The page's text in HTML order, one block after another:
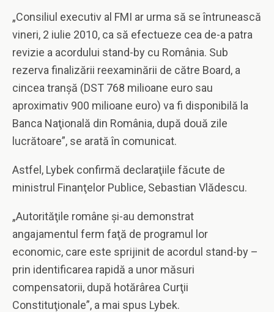
„Consiliul executiv al FMI ar urma să se întrunească
vineri, 2 iulie 2010, ca să efectueze cea de-a patra
revizie a acordului stand-by cu România. Sub
rezerva finalizării reexaminării de către Board, a
cincea tranşă (DST 768 milioane euro sau
aproximativ 900 milioane euro) va fi disponibilă la
Banca Naţională din România, după două zile
lucrătoare”, se arată în comunicat.
Astfel, Lybek confirmă declaraţiile făcute de
ministrul Finanţelor Publice, Sebastian Vlădescu.
„Autorităţile române şi-au demonstrat
angajamentul ferm faţă de programul lor
economic, care este sprijinit de acordul stand-by –
prin identificarea rapidă a unor măsuri
compensatorii, după hotărârea Curţii
Constituţionale”, a mai spus Lybek.